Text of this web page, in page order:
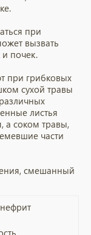
при
вызвать
почек.
при грибковых
сухой травы
листья
а соком травы,
части
смешанный